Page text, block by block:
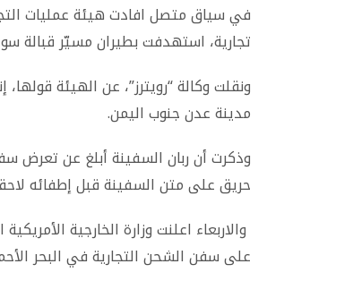
في سياق متصل افادت هيئة عمليات
تجارية، استهدفت بطيران مسيّر قبالة
مدينة عدن جنوب اليمن.
وذكرت أن ربان السفينة أبلغ عن تعرض
حريق على متن السفينة قبل إطفائه
والاربعاء اعلنت وزارة الخارجية
على سفن الشحن التجارية في البحر